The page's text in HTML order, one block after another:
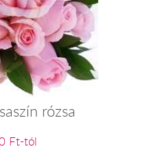
rózsa
Ft-tól